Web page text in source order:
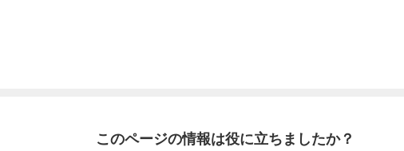
このページの情報は役に立ちましたか？